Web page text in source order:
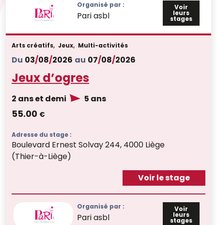
Organisé par :
Pari asbl
Voir
leurs
stages
Organisé par :
Pari asbl
Voir
leurs
stages
Arts créatifs, Jeux, Multi-activités
Du 03/08/2026 au 07/08/2026
Jeux d’ogres
2 ans et demi 5 ans
55.00 €
Adresse du stage :
Boulevard Ernest Solvay 244, 4000 Liège
(Thier-à-Liège)
Voir le stage